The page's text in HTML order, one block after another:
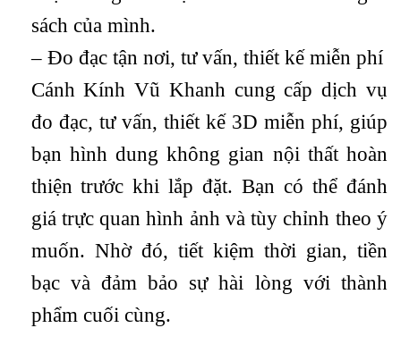
sách của mình.
– Đo đạc tận nơi, tư vấn, thiết kế miễn phí
Cánh Kính Vũ Khanh cung cấp dịch vụ
đo đạc, tư vấn, thiết kế 3D miễn phí, giúp
bạn hình dung không gian nội thất hoàn
thiện trước khi lắp đặt. Bạn có thể đánh
giá trực quan hình ảnh và tùy chỉnh theo ý
muốn. Nhờ đó, tiết kiệm thời gian, tiền
bạc và đảm bảo sự hài lòng với thành
phẩm cuối cùng.